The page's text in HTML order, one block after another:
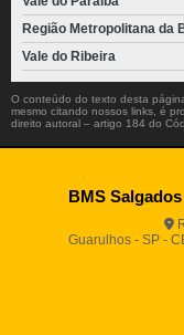
Região Metropolitana da
Vale do Ribeira
O conteúdo do texto desta
mesmo citando nossos links, é
direito autoral – artigo 184 do
BMS
Guarulhos - SP -